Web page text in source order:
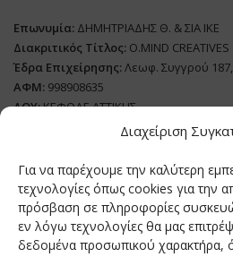
Διαχείριση
Για να παρέχουμε την καλύτερη
τεχνολογίες όπως cookies για την
πρόσβαση σε πληροφορίες
εν λόγω τεχνολογίες θα μας
δεδομένα προσωπικού χαρακτήρα,
Επωνυμία: ΔΗΜΗΤΡΙΑΔΗΣ Θ. & ΣΙΑ ΙΚΕ
Διακριτικός Τίτλος: O.MIND CREATIVES
Έδρα Επιχείρησης:Λεωφ. Συγγρού
ΑΦΜ: 998908635
ΔΟΥ:ΚΕΦΟΔΕ ΑΤΤΙΚΗΣ
Όνομα Ιδιοκτήτη και Νόμιμο
Διευθυντής Σύνταξης:Ευθυμιάτου
Domain:grillmagazine.gr
Δικαιούχος Domain:Θεόδωρος
Διευθυντής:Θεόδωρος Δημητριάδης
Διαχειριστής:Θεόδωρος Δημητριάδης